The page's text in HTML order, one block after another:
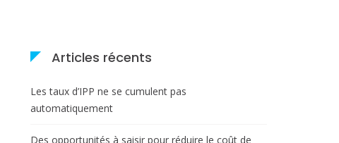
Articles récents
Les taux d’IPP ne se cumulent pas
automatiquement
Des opportunités à saisir pour réduire le coût de